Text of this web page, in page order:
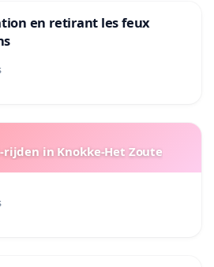
en retirant les feux
rijden in Knokke-Het Zoute